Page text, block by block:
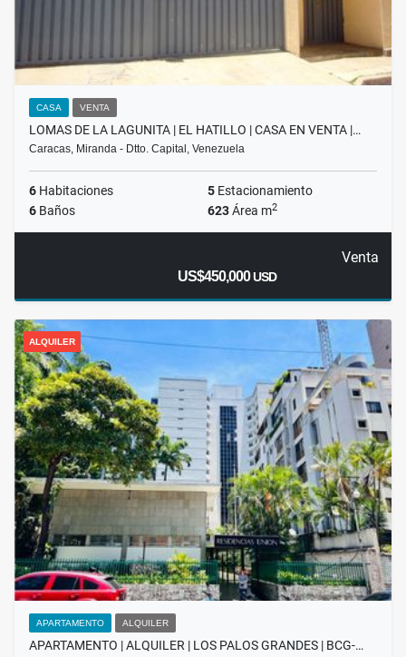
CASA VENTA
LOMAS DE LA LAGUNITA | EL HATILLO | CASA EN VENTA |…
Caracas, Miranda - Dtto. Capital, Venezuela
6 Habitaciones 5 Estacionamiento
6 Baños 623Área m2
Venta
US$450,000USD
ALQUILER
APARTAMENTO ALQUILER
APARTAMENTO | ALQUILER | LOS PALOS GRANDES | BCG-…